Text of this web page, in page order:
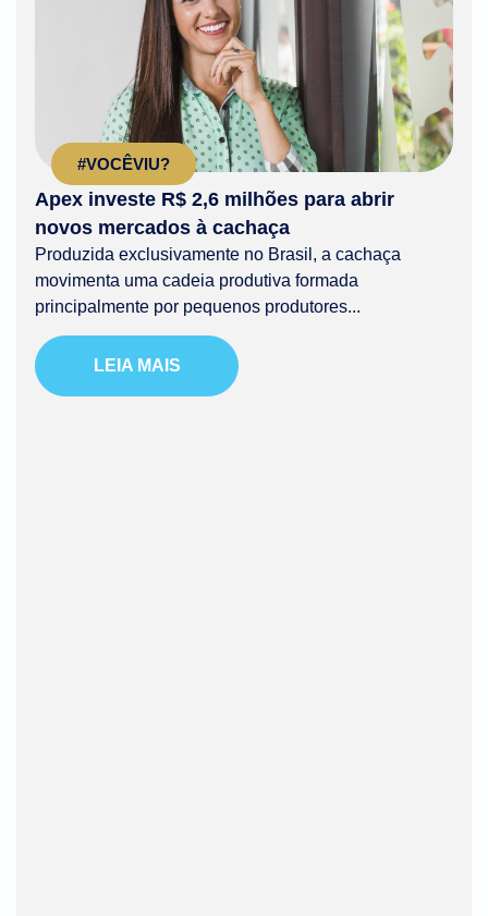
#VOCÊVIU?
Apex investe R$ 2,6 milhões para abrir
novos mercados à cachaça
Produzida exclusivamente no Brasil, a cachaça
movimenta uma cadeia produtiva formada
principalmente por pequenos produtores...
LEIA MAIS